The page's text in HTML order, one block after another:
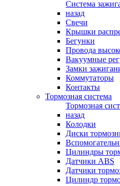
Система
назад
Свечи
Крышки
Бегунки
Провода
Вакуумные
Замки
Коммутаторы
Контакты
Тормозная система
Тормозная
назад
Колодки
Диски
Цилиндры
Датчики ABS
Датчики
Цилиндр